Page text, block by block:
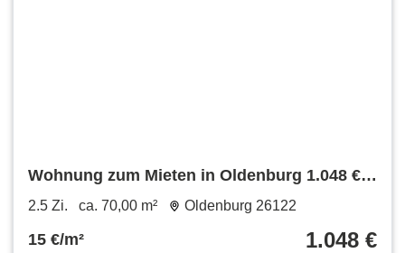
Wohnung zum Mieten in Oldenburg 1.048 €
70 m²
2.5 Zi. ca. 70,00 m² Oldenburg 26122
15 €/m² 1.048 €